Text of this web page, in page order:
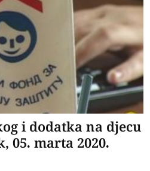
i dodatka na djecu
05. marta 2020.